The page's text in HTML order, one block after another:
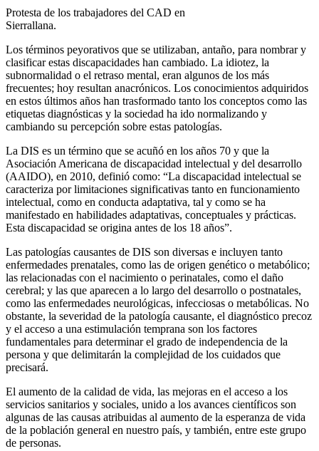
Protesta de los trabajadores del CAD en
Sierrallana.
Los términos peyorativos que se utilizaban, antaño, para nombrar y
clasificar estas discapacidades han cambiado. La idiotez, la
subnormalidad o el retraso mental, eran algunos de los más
frecuentes; hoy resultan anacrónicos. Los conocimientos adquiridos
en estos últimos años han trasformado tanto los conceptos como las
etiquetas diagnósticas y la sociedad ha ido normalizando y
cambiando su percepción sobre estas patologías.
La DIS es un término que se acuñó en los años 70 y que la
Asociación Americana de discapacidad intelectual y del desarrollo
(AAIDO), en 2010, definió como: “La discapacidad intelectual se
caracteriza por limitaciones significativas tanto en funcionamiento
intelectual, como en conducta adaptativa, tal y como se ha
manifestado en habilidades adaptativas, conceptuales y prácticas.
Esta discapacidad se origina antes de los 18 años”.
Las patologías causantes de DIS son diversas e incluyen tanto
enfermedades prenatales, como las de origen genético o metabólico;
las relacionadas con el nacimiento o perinatales, como el daño
cerebral; y las que aparecen a lo largo del desarrollo o postnatales,
como las enfermedades neurológicas, infecciosas o metabólicas. No
obstante, la severidad de la patología causante, el diagnóstico precoz
y el acceso a una estimulación temprana son los factores
fundamentales para determinar el grado de independencia de la
persona y que delimitarán la complejidad de los cuidados que
precisará.
El aumento de la calidad de vida, las mejoras en el acceso a los
servicios sanitarios y sociales, unido a los avances científicos son
algunas de las causas atribuidas al aumento de la esperanza de vida
de la población general en nuestro país, y también, entre este grupo
de personas.